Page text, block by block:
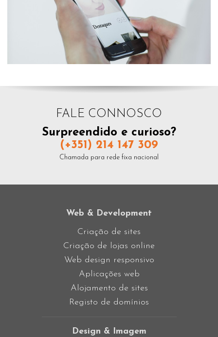
FALE CONNOSCO
Surpreendido e curioso?
(+351) 214 147 309
Chamada para rede fixa nacional
Web & Development
Criação de sites
Criação de lojas online
Web design responsivo
Aplicações web
Alojamento de sites
Registo de domínios
Design & Imagem